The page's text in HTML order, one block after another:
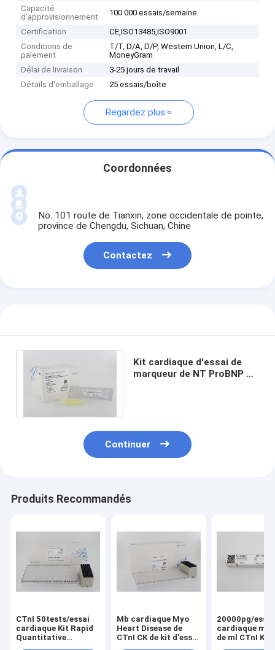
Capacité
d'approvisionnement
100 000 essais/semaine
Certification
CE,ISO13485,ISO9001
Conditions de
paiement
T/T, D/A, D/P, Western Union, L/C,
MoneyGram
Délai de livraison
3-25 jours de travail
Détails d'emballage
25 essais/boîte
Regardez plus
Coordonnées
No. 101 route de Tianxin, zone occidentale de pointe,
province de Chengdu, Sichuan, Chine
Contactez
Kit cardiaque d'essai de
marqueur de NT ProBNP 8
Continuer
Produits Recommandés
CTnI 50tests/essai
cardiaque Kit Rapid
Quantitative
Mb cardiaque Myo
Heart Disease de
CTnI CK de kit d'essai
20000pg/essai
cardiaque
de ml CTnI Kit